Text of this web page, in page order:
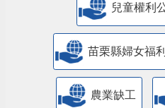
兒童權利
苗栗縣婦女福
農業缺工